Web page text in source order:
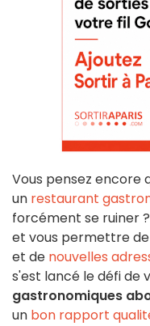
Vous pensez encore
un restaurant
forcément se ruiner
et vous permettre
et de nouvelles
s'est lancé le défi de
gastronomiques
un bon rapport